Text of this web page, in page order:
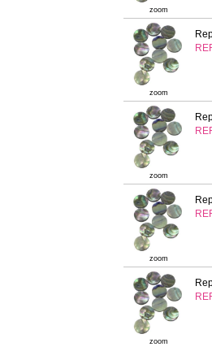
zoom
zoom
zoom
zoom
zoom